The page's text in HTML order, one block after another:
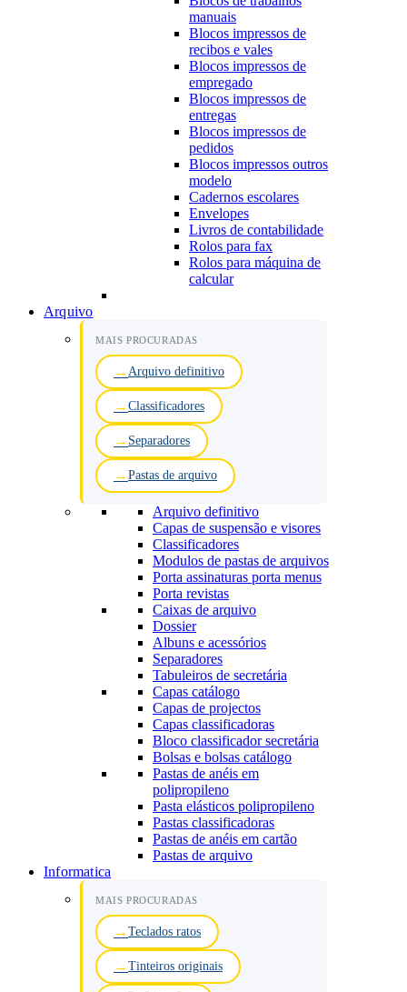
manuais
Blocos impressos de
recibos e vales
Blocos impressos de
empregado
Blocos impressos de
entregas
Blocos impressos de
pedidos
Blocos impressos outros
modelo
Cadernos escolares
Envelopes
Livros de contabilidade
Rolos para fax
Rolos para máquina de
calcular
Arquivo
MAIS PROCURADAS
Arquivo definitivo
Classificadores
Separadores
Pastas de arquivo
Arquivo definitivo
Capas de suspensão e visores
Classificadores
Modulos de pastas de arquivos
Porta assinaturas porta menus
Porta revistas
Caixas de arquivo
Dossier
Albuns e acessórios
Separadores
Tabuleiros de secretária
Capas catálogo
Capas de projectos
Capas classificadoras
Bloco classificador secretária
Bolsas e bolsas catálogo
Pastas de anéis em
polipropileno
Pasta elásticos polipropileno
Pastas classificadoras
Pastas de anéis em cartão
Pastas de arquivo
Informatica
MAIS PROCURADAS
Teclados ratos
Tinteiros originais